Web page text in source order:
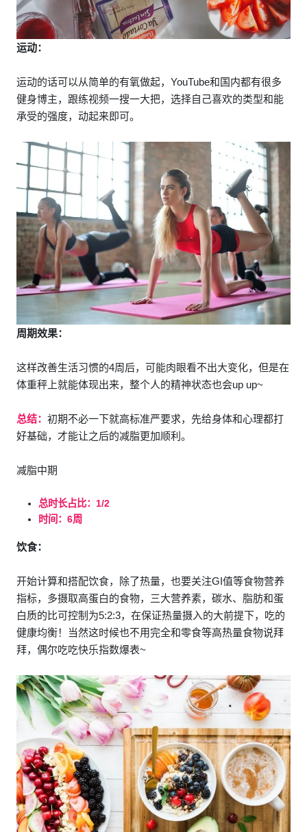
运动：
运动的话可以从简单的有氧做起，YouTube和国内都有很多
健身博主，跟练视频一搜一大把，选择自己喜欢的类型和能
承受的强度，动起来即可。
周期效果：
这样改善生活习惯的4周后，可能肉眼看不出大变化，但是在
体重秤上就能体现出来，整个人的精神状态也会up up~
总结： 初期不必一下就高标准严要求，先给身体和心理都打
好基础，才能让之后的减脂更加顺利。
减脂中期
总时长占比：1/2
时间：6周
饮食：
开始计算和搭配饮食，除了热量，也要关注GI值等食物营养
指标，多摄取高蛋白的食物，三大营养素，碳水、脂肪和蛋
白质的比可控制为5:2:3，在保证热量摄入的大前提下，吃的
健康均衡！当然这时候也不用完全和零食等高热量食物说拜
拜，偶尔吃吃快乐指数爆表~